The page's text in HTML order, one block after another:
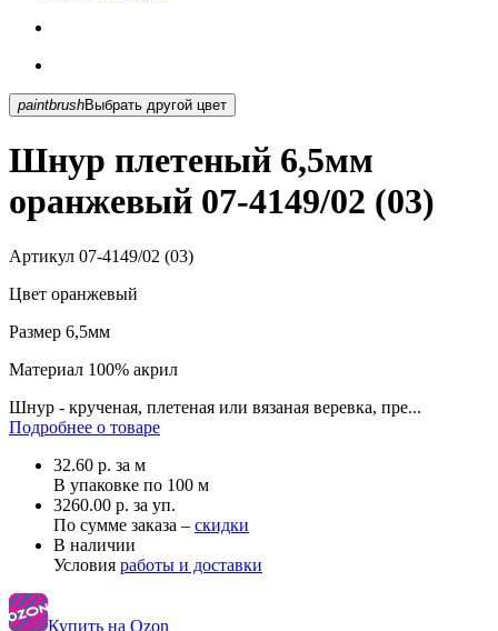
paintbrush Выбрать другой цвет
Шнур плетеный 6,5мм
оранжевый 07-4149/02 (03)
Артикул 07-4149/02 (03)
Цвет оранжевый
Размер 6,5мм
Материал 100% акрил
Шнур - крученая, плетеная или вязаная веревка, пре...
Подробнее о товаре
32.60 р. за м
В упаковке по 100 м
3260.00 р. за уп.
По сумме заказа – скидки
В наличии
Условия работы и доставки
Купить на Ozon